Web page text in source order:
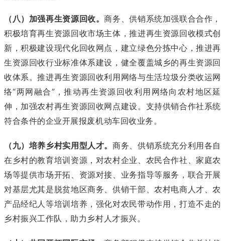
（八）加强再生资源回收。商务、供销系统加强联合合作，
积极培育再生资源回收市场主体，推进再生资源回收模式创
新，积极建设现代化回收网点，建立绿色分拣中心，推进再
生资源回收行业标准体系建设，健全覆盖城乡的再生资源回
收体系。推进再生资源回收利用网络与生活垃圾分类收运网
络“两网融合”，推动再生资源回收利用网络向农村地区延
伸，加强农村再生资源回收网点建设。支持供销合作社系统
符合条件的企业开展报废机动车回收业务。
（九）培养乡村实用型人才。商务、供销系统充分利用各自
在乡村的教育培训资源，对农村企业、农民合作社、家庭农
场等提供市场开拓、资源对接、业务指导等服务，联合开展
对基层尤其是脱贫地区商务、供销干部、农村电商人才、农
产品经纪人等培训培养，强化对农民带动作用，打造不走的
乡村振兴工作队，助力乡村人才振兴。